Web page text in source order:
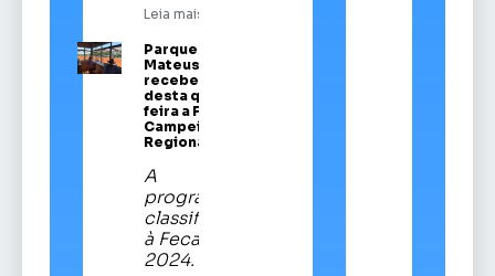
Leia mais
Parque Vítor
Mateus Teixeira
recebe a partir
desta quinta-
feira a Festa
Campeira
Regional
A
programação
classificatória
à Fecars
2024.